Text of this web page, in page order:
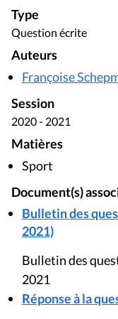
Type
Question écrite
Auteurs
Françoise
Session
2020 - 2021
Matières
Sport
Document(s)
Bulletin des
2021)
Bulletin des
2021
Réponse à la